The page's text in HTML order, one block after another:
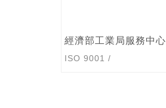
橙的電子股份有限公司
IATF 16949